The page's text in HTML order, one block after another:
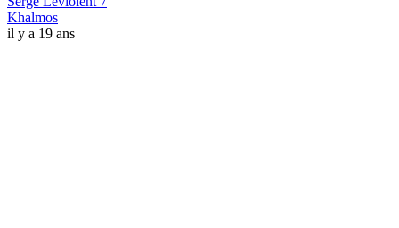
Khalmos
il y a 19 ans